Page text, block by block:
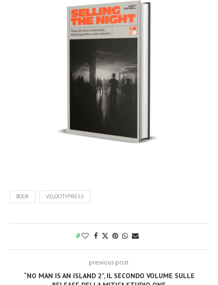
BOOK VELOCITYPRESS
0
previous post
“NO MAN IS AN ISLAND 2”, IL SECONDO VOLUME SULLE